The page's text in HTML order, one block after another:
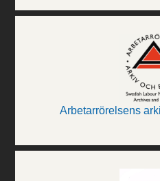
Arbetarrörelsens